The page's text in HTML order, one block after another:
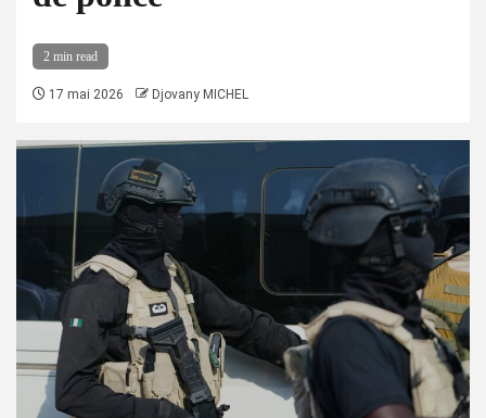
2 min read
17 mai 2026 Djovany MICHEL